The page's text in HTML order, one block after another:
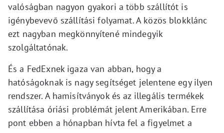
valóságban nagyon gyakori a több szállítót is
igénybevevő szállítási folyamat. A közös blokklánc
ezt nagyban megkönnyítené mindegyik
szolgáltatónak.
És a FedExnek igaza van abban, hogy a
hatóságoknak is nagy segítséget jelentene egy ilyen
rendszer. A hamisítványok és az illegális termékek
szállítása óriási problémát jelent Amerikában. Erre
pont ebben a hónapban hívta fel a figyelmet a